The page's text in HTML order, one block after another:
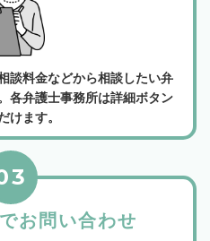
談料金などから相談したい弁
各弁護士事務所は詳細ボタン
けます。
お問い合わせ